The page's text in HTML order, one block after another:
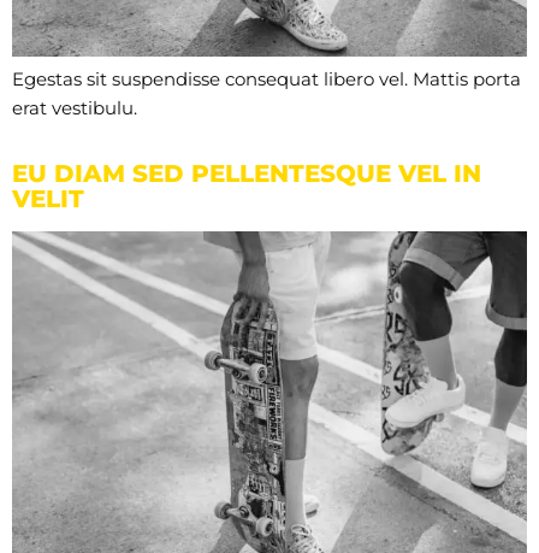
Egestas sit suspendisse consequat libero vel. Mattis porta
erat vestibulu.
EU DIAM SED PELLENTESQUE VEL IN
VELIT